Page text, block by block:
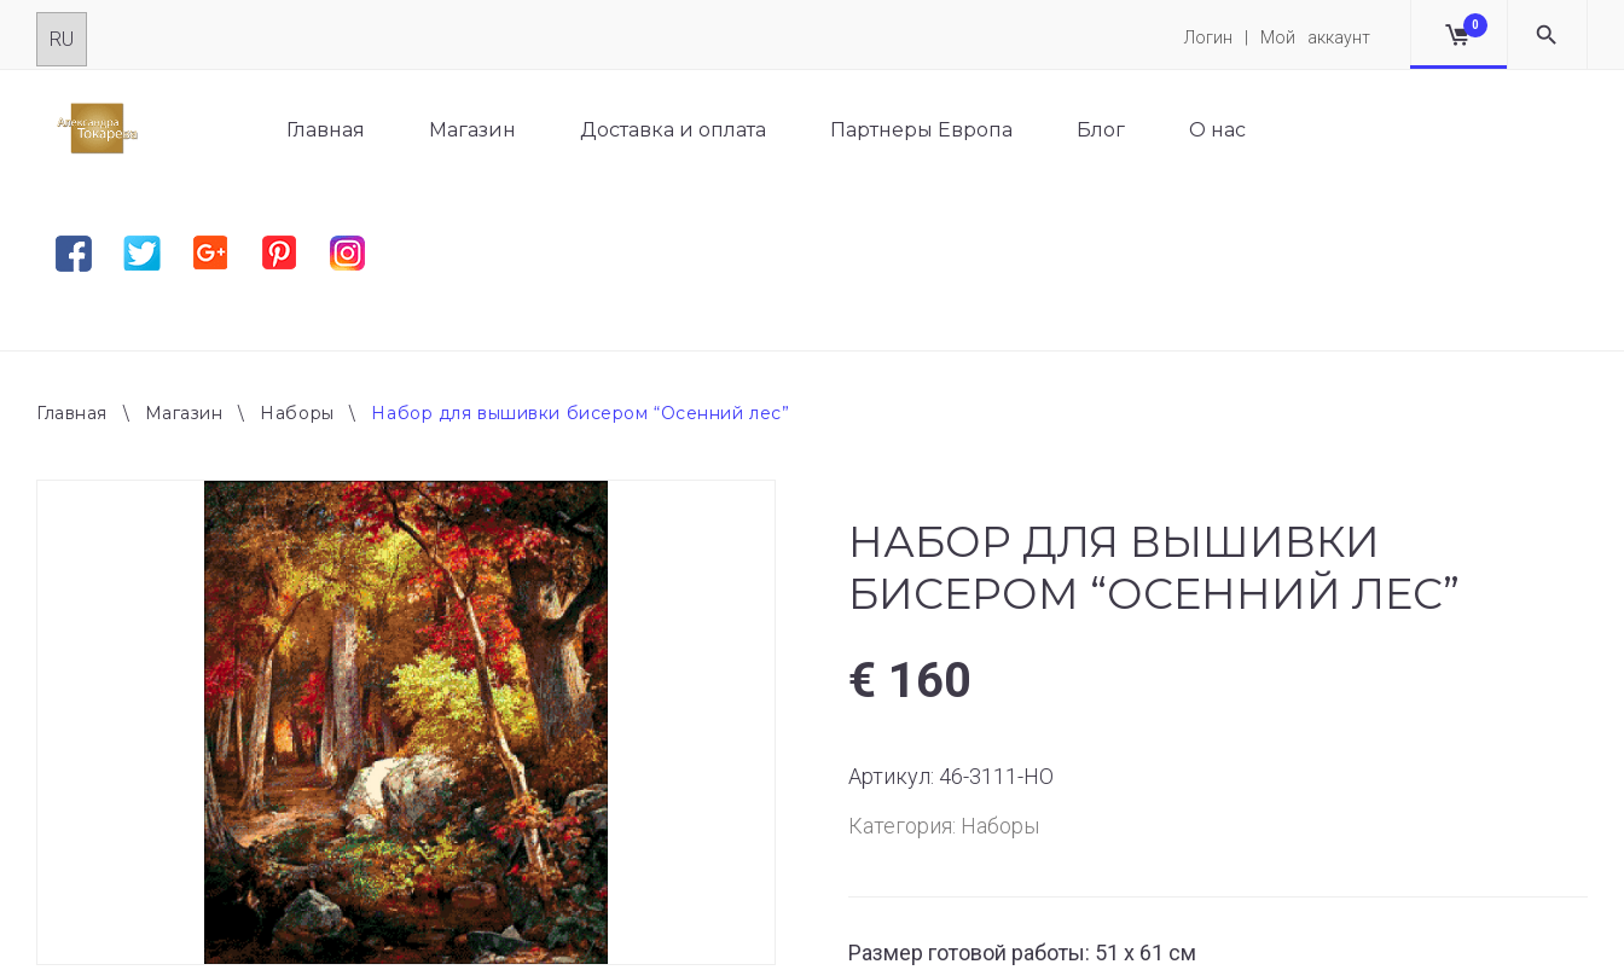
Skip
Логин | Мой аккаунт
0
FacebookTwitterGoogle plus PinterestInstagram
Главная Магазин Доставка и оплата Партнеры Европа Блог О нас
Главная \ Магазин \ Наборы \ Набор для вышивки бисером “Осенний лес”
НАБОР ДЛЯ ВЫШИВКИ
БИСЕРОМ “ОСЕННИЙ ЛЕС”
€ 160
Артикул: 46-3111-НО
Категория: Наборы
Размер готовой работы: 51 x 61 см